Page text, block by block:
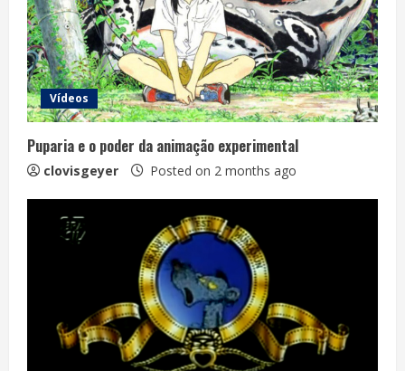
Vídeos
Puparia e o poder da animação experimental
clovisgeyer Posted on 2 months ago